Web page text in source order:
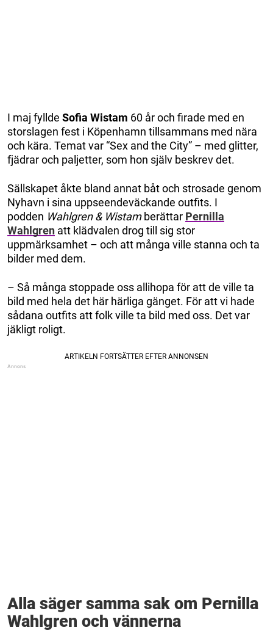
I maj fyllde Sofia Wistam 60 år och firade med en
storslagen fest i Köpenhamn tillsammans med nära
och kära. Temat var “Sex and the City” – med glitter,
fjädrar och paljetter, som hon själv beskrev det.
Sällskapet åkte bland annat båt och strosade genom
Nyhavn i sina uppseendeväckande outfits. I
podden Wahlgren & Wistamberättar Pernilla
Wahlgren att klädvalen drog till sig stor
uppmärksamhet – och att många ville stanna och ta
bilder med dem.
– Så många stoppade oss allihopa för att de ville ta
bild med hela det här härliga gänget. För att vi hade
sådana outfits att folk ville ta bild med oss. Det var
jäkligt roligt.
Alla säger samma sak om Pernilla
Wahlgren och vännerna